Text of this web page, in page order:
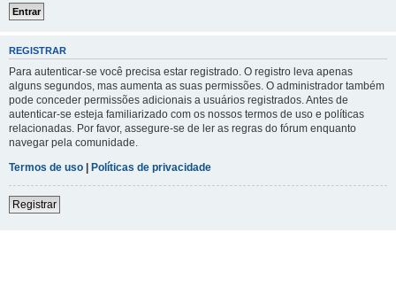
REGISTRAR
Para autenticar-se você precisa estar registrado. O registro leva apenas
alguns segundos, mas aumenta as suas permissões. O administrador também
pode conceder permissões adicionais a usuários registrados. Antes de
autenticar-se esteja familiarizado com os nossos termos de uso e políticas
relacionadas. Por favor, assegure-se de ler as regras do fórum enquanto
navegar pela comunidade.
Termos de uso | Políticas de privacidade
Registrar